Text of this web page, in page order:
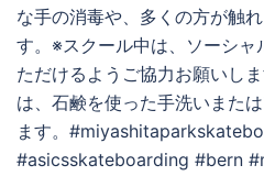
な手の消毒や、多くの方が触
す。※スクール中は、ソーシャ
ただけるようご協力お願いし
は、石鹸を使った手洗いまた
ます。
#asicsskateboarding #bern